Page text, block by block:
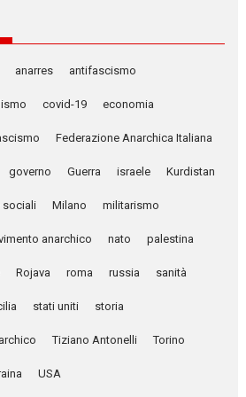
anarres antifascismo
covid-19 economia
Federazione Anarchica Italiana
governo Guerra israele Kurdistan
sociali Milano militarismo
anarchico nato palestina
Rojava roma russia sanità
stati uniti storia
Tiziano Antonelli Torino
USA